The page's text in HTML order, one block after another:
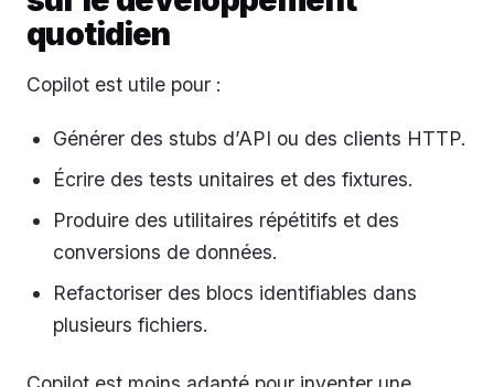
quotidien
Copilot est utile pour :
Générer des stubs d’API ou des clients HTTP.
Écrire des tests unitaires et des fixtures.
Produire des utilitaires répétitifs et des
conversions de données.
Refactoriser des blocs identifiables dans
plusieurs fichiers.